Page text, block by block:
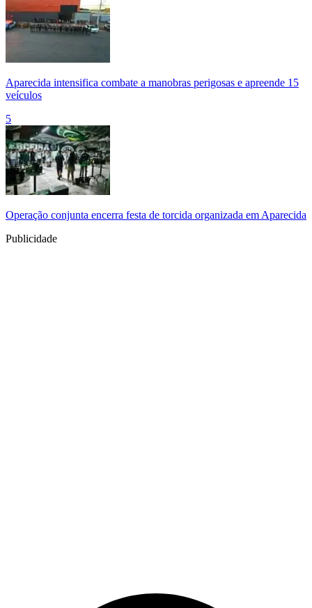
Aparecida intensifica combate a manobras perigosas e apreende 15
veículos
5
Operação conjunta encerra festa de torcida organizada em Aparecida
Publicidade